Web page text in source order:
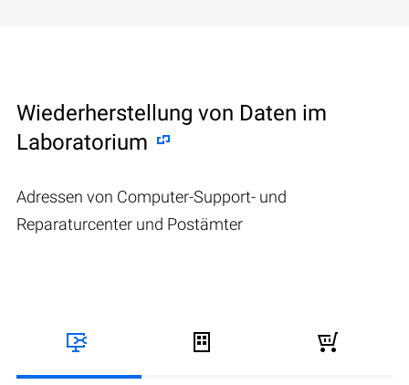
Wiederherstellung von Daten im
Laboratorium
Adressen von Computer-Support- und
Reparaturcenter und Postämter